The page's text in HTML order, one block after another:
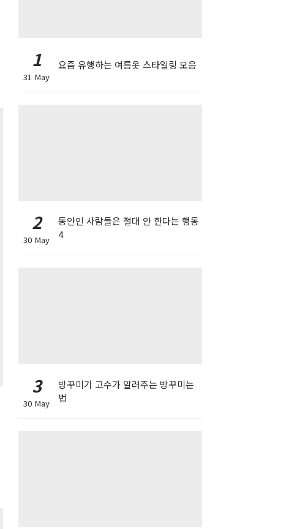
1
31 May
요즘 유행하는 여름옷 스타일링 모음
2
30 May
동안인 사람들은 절대 안 한다는 행동
4
3
30 May
방꾸미기 고수가 알려주는 방꾸미는
법